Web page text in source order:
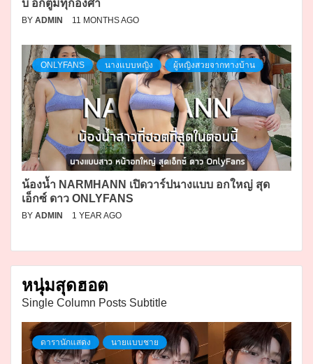
บ อกตู้มทุกองศา
BY ADMIN 11 MONTHS AGO
ONLYFANS นางแบบหญิง ผู้หญิงสวยจากทางบ้าน
น้องน้ำ NARMHANN เปิดวาร์ปนางแบบ อกใหญ่ สุด
เอ็กซ์ ดาว ONLYFANS
BY ADMIN 1 YEAR AGO
หนุ่มสุดฮอต
Single Column Posts Subtitle
ดารานักแสดง นายแบบชาย